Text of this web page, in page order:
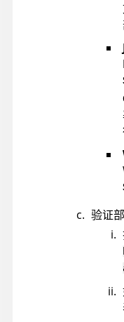
验证部